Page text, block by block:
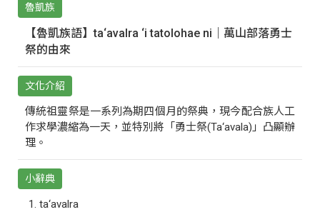
魯凱族
【魯凱族語】ta‘avalra ‘i tatolohae ni｜萬山部落勇士
祭的由來
文化介紹
傳統祖靈祭是一系列為期四個月的祭典，現今配合族人工
作求學濃縮為一天，並特別將「勇士祭(Ta‘avala)」凸顯辦
理。
小辭典
ta‘avalra